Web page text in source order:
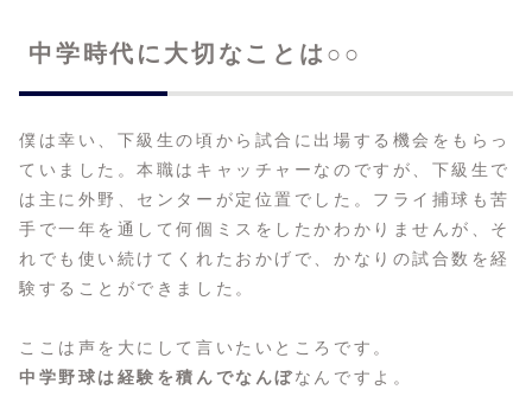
中学時代に大切なことは○○
僕は幸い、下級生の頃から試合に出場する機会をもらっ
ていました。本職はキャッチャーなのですが、下級生で
は主に外野、センターが定位置でした。フライ捕球も苦
手で一年を通して何個ミスをしたかわかりませんが、そ
れでも使い続けてくれたおかげで、かなりの試合数を経
験することができました。
ここは声を大にして言いたいところです。
中学野球は経験を積んでなんぼなんですよ。